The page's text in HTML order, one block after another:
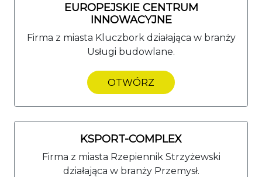
EUROPEJSKIE CENTRUM
INNOWACYJNE
Firma z miasta Kluczbork działająca w branży
Usługi budowlane.
OTWÓRZ
KSPORT-COMPLEX
Firma z miasta Rzepiennik Strzyżewski
działająca w branży Przemysł.